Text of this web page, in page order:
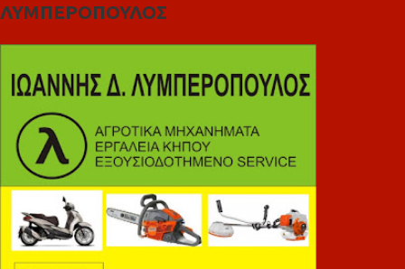
ΛΥΜΠΕΡΟΠΟΥΛΟΣ